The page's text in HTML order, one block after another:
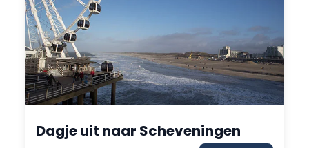
Dagje uit naar Scheveningen